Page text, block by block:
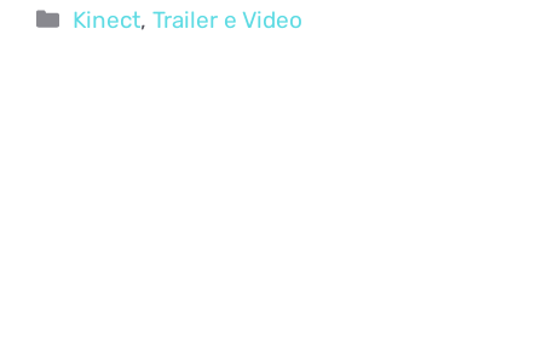
Categorie
Kinect,Trailer e Video